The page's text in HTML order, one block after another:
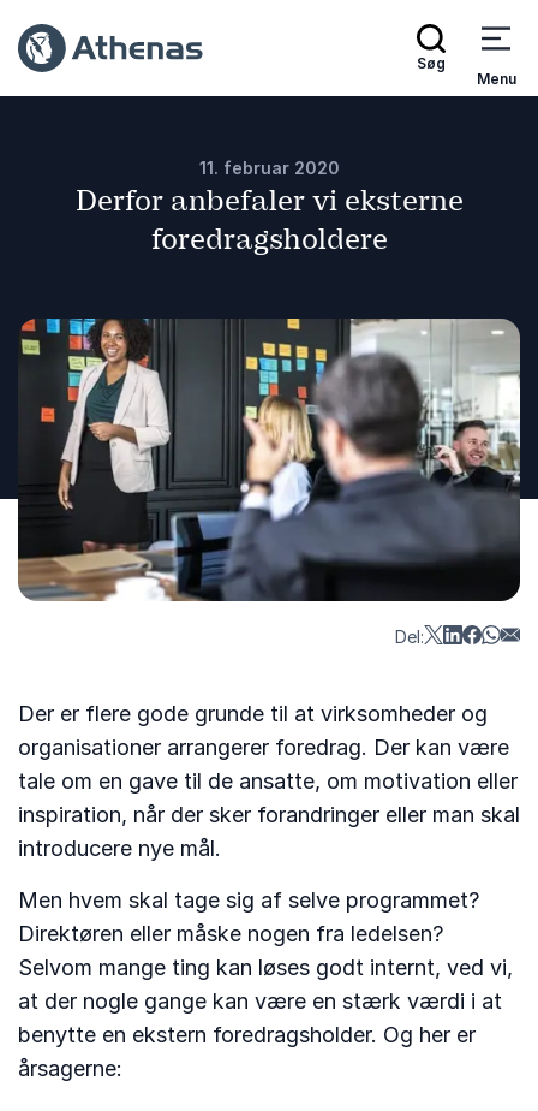
Søg
Menu
11. februar 2020
Derfor anbefaler vi eksterne
foredragsholdere
Del:
Der er flere gode grunde til at virksomheder og
organisationer arrangerer foredrag. Der kan være
tale om en gave til de ansatte, om motivation eller
inspiration, når der sker forandringer eller man skal
introducere nye mål.
Men hvem skal tage sig af selve programmet?
Direktøren eller måske nogen fra ledelsen?
Selvom mange ting kan løses godt internt, ved vi,
at der nogle gange kan være en stærk værdi i at
benytte en ekstern foredragsholder. Og her er
årsagerne: